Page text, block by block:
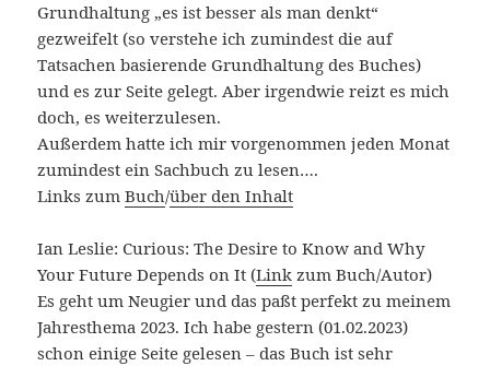
Grundhaltung „es ist besser als man denkt“
gezweifelt (so verstehe ich zumindest die auf
Tatsachen basierende Grundhaltung des Buches)
und es zur Seite gelegt. Aber irgendwie reizt es mich
doch, es weiterzulesen.
Außerdem hatte ich mir vorgenommen jeden Monat
zumindest ein Sachbuch zu lesen….
Links zumBuch/über den Inhalt
Ian Leslie: Curious: The Desire to Know and Why
Your Future Depends on It (Link zum Buch/Autor)
Es geht um Neugier und das paßt perfekt zu meinem
Jahresthema 2023. Ich habe gestern (01.02.2023)
schon einige Seite gelesen – das Buch ist sehr